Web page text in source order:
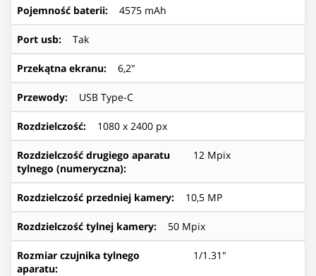
Pojemność baterii: 4575 mAh
Port usb: Tak
Przekątna ekranu: 6,2"
Przewody: USB Type-C
Rozdzielczość: 1080 x 2400 px
Rozdzielczość drugiego aparatu
tylnego (numeryczna):
12 Mpix
Rozdzielczość przedniej kamery: 10,5 MP
Rozdzielczość tylnej kamery: 50 Mpix
Rozmiar czujnika tylnego
aparatu:
1/1.31"